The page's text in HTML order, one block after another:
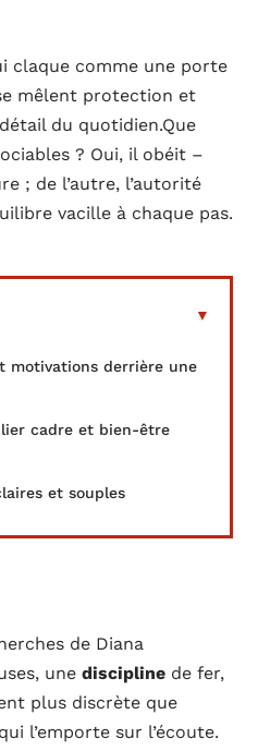
claque comme une porte
mêlent protection et
du quotidien.Que
? Oui, il obéit –
; de l’autre, l’autorité
vacille à chaque pas.
motivations derrière une
cadre et bien-être
et souples
de Diana
une discipline de fer,
plus discrète que
l’emporte sur l’écoute.